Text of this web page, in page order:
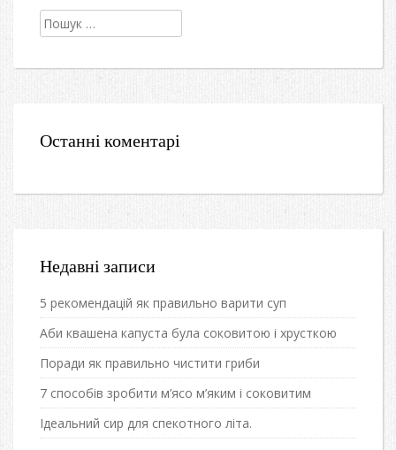
Пошук:
Останні коментарі
Недавні записи
5 рекомендацій як правильно варити суп
Аби квашена капуста була соковитою і хрусткою
Поради як правильно чистити гриби
7 способів зробити м’ясо м’яким і соковитим
Ідеальний сир для спекотного літа.